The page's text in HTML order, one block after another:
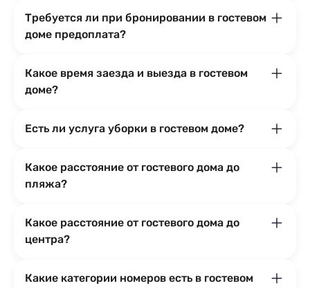
Требуется ли при бронировании в гостевом
доме предоплата?
Какое время заезда и выезда в гостевом
доме?
Есть ли услуга уборки в гостевом доме?
Какое расстояние от гостевого дома до
пляжа?
Какое расстояние от гостевого дома до
центра?
Какие категории номеров есть в гостевом